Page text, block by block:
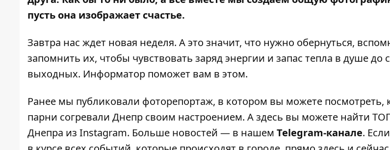
пусть она изображает счастье.
Завтра нас ждет новая неделя. А это значит, что нужно обернуться,
запомнить их, чтобы чувствовать заряд энергии и запас тепла в душе до
выходных. Информатор поможет вам в этом.
Ранее мы публиковали фоторепортаж, в котором вы можете посмотреть,
парни согревали Днепр своим настроением. Аздесь вы можете найти
Днепра из Instagram. Больше новостей — в нашем Telegram-канале.